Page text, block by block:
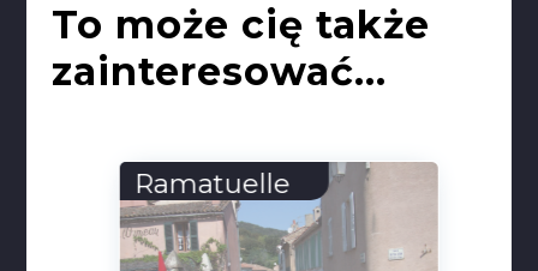
To może cię także
zainteresować...
Ramatuelle